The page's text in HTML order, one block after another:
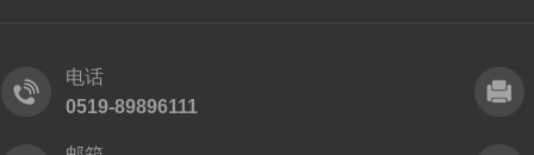
电话
0519-89896111